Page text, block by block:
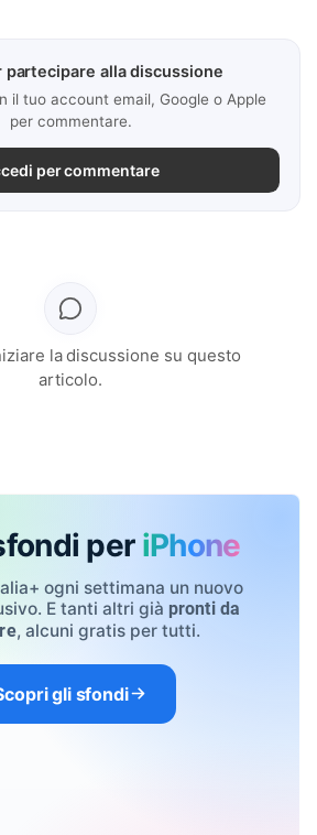
partecipare alla discussione
il tuo account email, Google o Apple
per commentare.
per commentare
la discussione su questo
articolo.
per iPhone
ogni settimana un nuovo
E tanti altri già pronti da
, alcuni gratis per tutti.
gli sfondi